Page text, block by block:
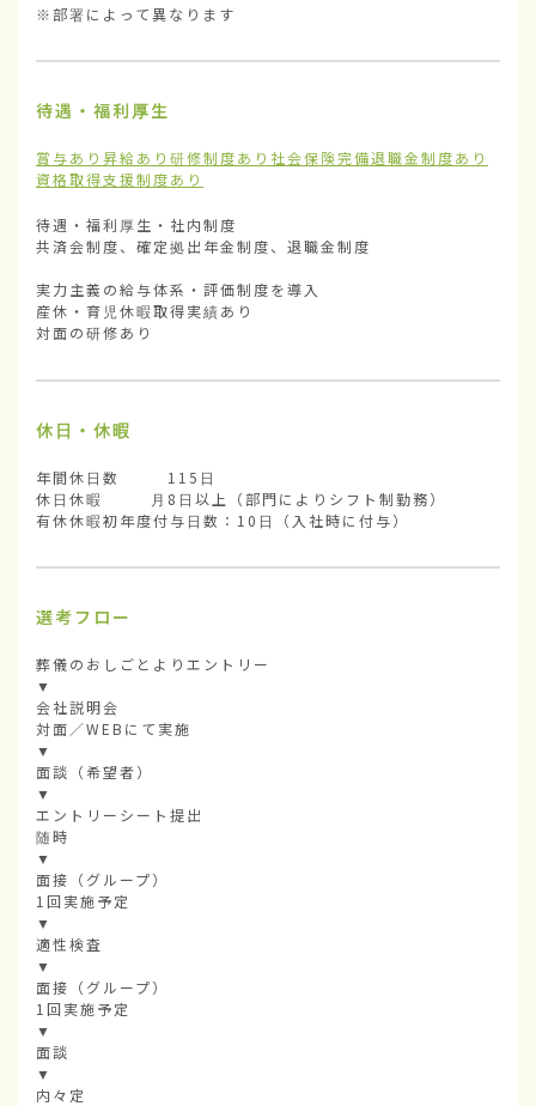
※部署によって異なります
待遇・福利厚生
賞与あり 昇給あり 研修制度あり 社会保険完備退職金制度あり
資格取得支援制度あり
待遇・福利厚生・社内制度
共済会制度、確定拠出年金制度、退職金制度
実力主義の給与体系・評価制度を導入
産休・育児休暇取得実績あり
対面の研修あり
休日・休暇
年間休日数        115日
休日休暇        月8日以上（部門によりシフト制勤務）
有休休暇初年度付与日数：10日（入社時に付与）
選考フロー
葬儀のおしごとよりエントリー
▼
会社説明会
対面／WEBにて実施
▼
面談（希望者）
▼
エントリーシート提出
随時
▼
面接（グループ）
1回実施予定
▼
適性検査
▼
面接（グループ）
1回実施予定
▼
面談
▼
内々定